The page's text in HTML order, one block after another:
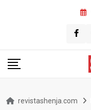
revistashenja.com